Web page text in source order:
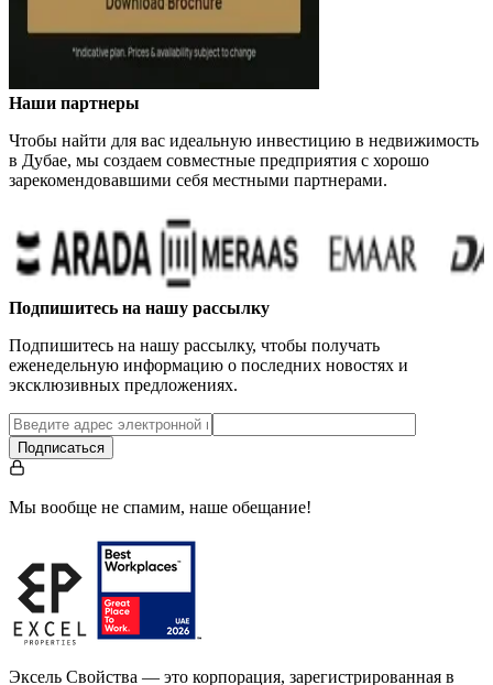
Наши партнеры
Чтобы найти для вас идеальную инвестицию в недвижимость
в Дубае, мы создаем совместные предприятия с хорошо
зарекомендовавшими себя местными партнерами.
Подпишитесь на нашу рассылку
Подпишитесь на нашу рассылку, чтобы получать
еженедельную информацию о последних новостях и
эксклюзивных предложениях.
Подписаться
Мы вообще не спамим, наше обещание!
Эксель Свойства — это корпорация, зарегистрированная в